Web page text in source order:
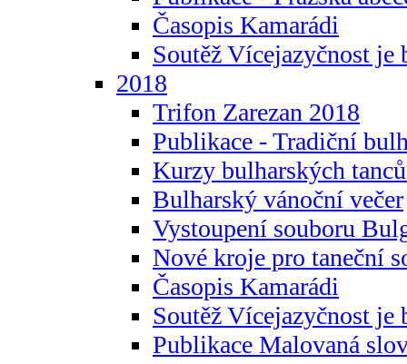
Časopis Kamarádi
Soutěž Vícejazyčnost je
2018
Trifon Zarezan 2018
Publikace - Tradiční
Kurzy bulharských
Bulharský vánoční večer
Vystoupení souboru
Nové kroje pro taneční
Časopis Kamarádi
Soutěž Vícejazyčnost je
Publikace Malovaná